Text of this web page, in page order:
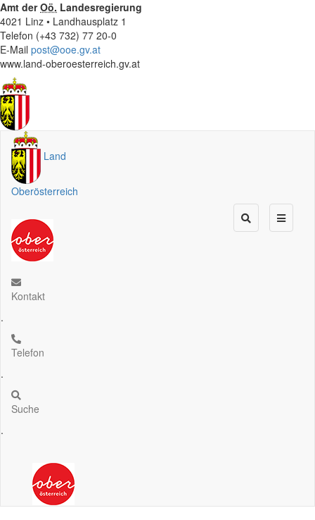
Amt derOö. Landesregierung
4021 Linz • Landhausplatz 1
Telefon (+43 732) 77 20-0
E-Mail post@ooe.gv.at
www.land-oberoesterreich.gv.at
Land
Oberösterreich
Kontakt
.
Telefon
.
Suche
.